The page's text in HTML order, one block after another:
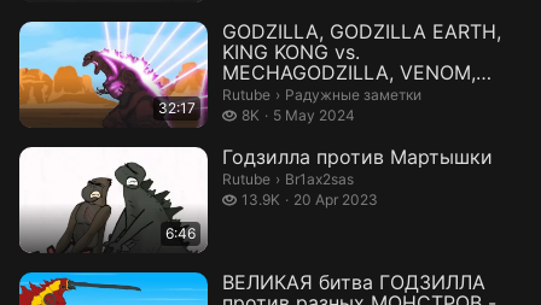
32:17
GODZILLA, GODZILLA EARTH,
KING KONG vs.
MECHAGODZILLA, VENOM,
MUTO: Power Levels 2021...
Rutube › Радужные заметки.
Радужные заметки
8K
8 thousand views
5 May 2024
6:46
Годзилла против Мартышки
Rutube › Br1ax2sas.
Br1ax2sas
13.9K
13.9 thousand views
20 Apr 2023
ВЕЛИКАЯ битва ГОДЗИЛЛА